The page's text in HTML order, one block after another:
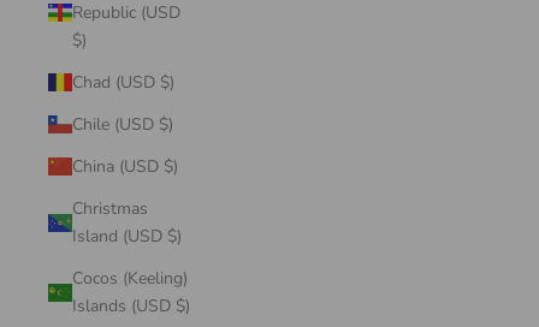
Republic (USD
$)
Chad (USD $)
Chile (USD $)
China (USD $)
Christmas
Island (USD $)
Cocos (Keeling)
Islands (USD $)